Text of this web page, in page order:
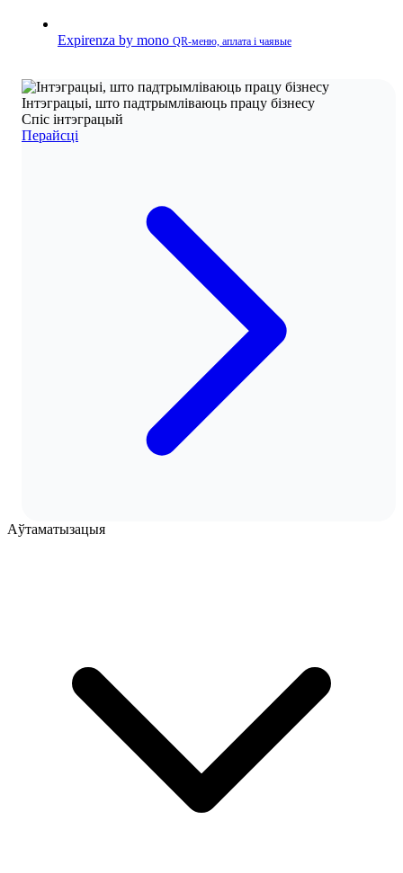
Expirenza by mono QR‑меню, аплата і чаявые
Інтэграцыі, што падтрымліваюць працу бізнесу
Спіс інтэграцый
Перайсці
Аўтаматызацыя